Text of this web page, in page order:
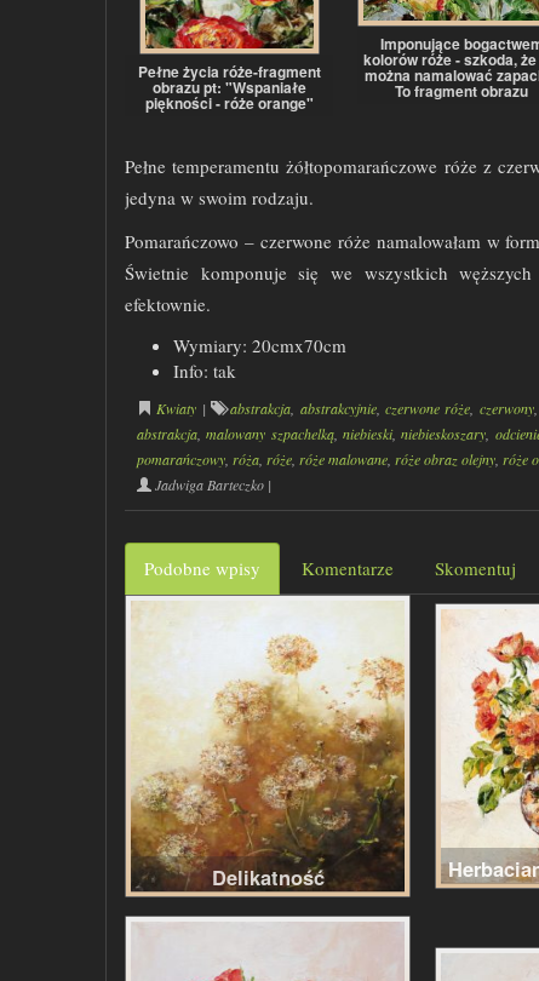
Pełne życia róże-fragment
obrazu pt: "Wspaniałe
piękności - róże orange"
Imponujące
kolorów róże - szkoda,
można namalować
To fragment obrazu
Pełne temperamentu żółtopomarańczowe róże z
jedyna w swoim rodzaju.
Pomarańczowo – czerwone róże namalowałam w
Świetnie komponuje się we wszystkich
efektownie.
Wymiary: 20cmx70cm
Info: tak
Kwiaty | abstrakcja, abstrakcyjnie, czerwone róże, czerwony,
abstrakcja,malowany szpachelką,niebieski,niebieskoszary,
pomarańczowy, róża, róże, róże malowane, róże obraz olejny, róże
Jadwiga Barteczko |
Podobne wpisy Komentarze Skomentuj
Delikatność